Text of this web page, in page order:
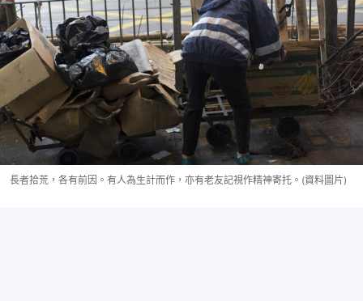
長者拾荒，各有前因。有人為生計而作，亦有老友記視作精神寄托。(資料圖片)